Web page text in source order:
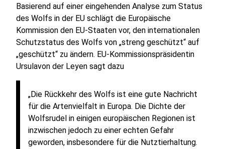
Basierend auf einer eingehenden Analyse zum Status
des Wolfs in der EU schlägt die Europäische
Kommission den EU-Staaten vor, den internationalen
Schutzstatus des Wolfs von „streng geschützt“ auf
„geschützt“ zu ändern. EU-Kommissionspräsidentin
Ursulavon der Leyen sagt dazu
„Die Rückkehr des Wolfs ist eine gute Nachricht
für die Artenvielfalt in Europa. Die Dichte der
Wolfsrudel in einigen europäischen Regionen ist
inzwischen jedoch zu einer echten Gefahr
geworden, insbesondere für die Nutztierhaltung.